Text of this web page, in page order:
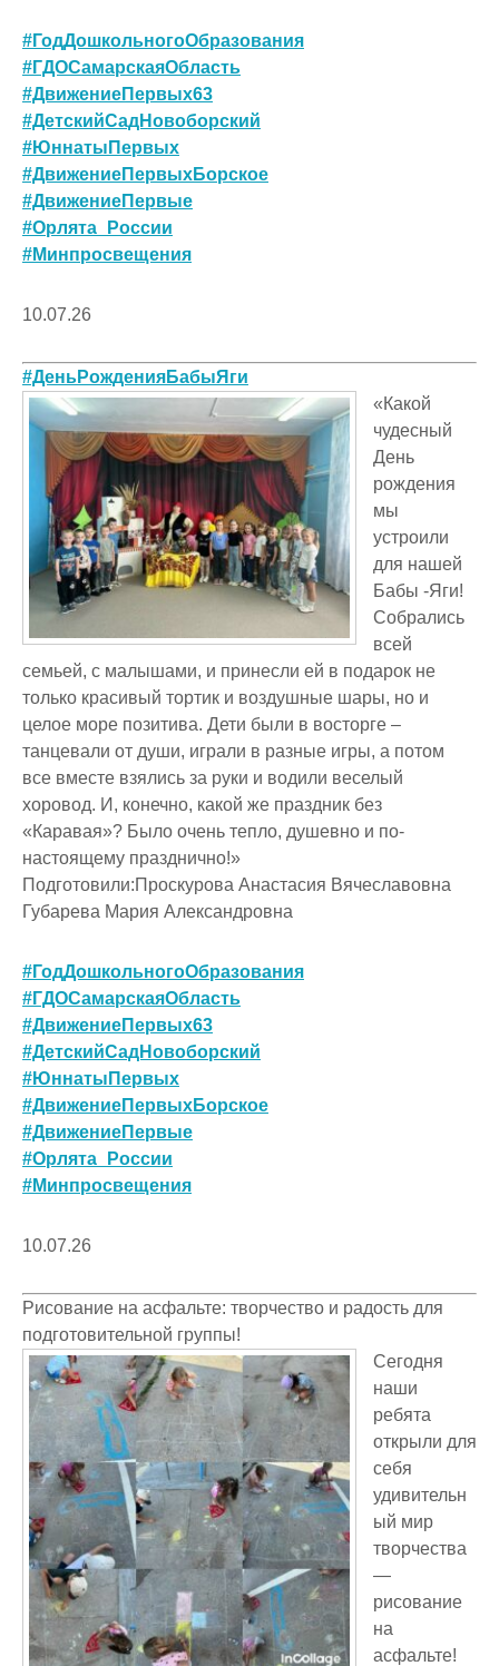
#ГодДошкольногоОбразования
#ГДОСамарскаяОбласть
#ДвижениеПервых63
#ДетскийСадНовоборский
#ЮннатыПервых
#ДвижениеПервыхБорское
#ДвижениеПервые
#Орлята_России
#Минпросвещения
10.07.26
#ДеньРожденияБабыЯги
«Какой
чудесный
День
рождения
мы
устроили
для нашей
Бабы -Яги!
Собрались
всей
семьей, с малышами, и принесли ей в подарок не
только красивый тортик и воздушные шары, но и
целое море позитива. Дети были в восторге –
танцевали от души, играли в разные игры, а потом
все вместе взялись за руки и водили веселый
хоровод. И, конечно, какой же праздник без
«Каравая»? Было очень тепло, душевно и по-
настоящему празднично!»
Подготовили:Проскурова Анастасия Вячеславовна
Губарева Мария Александровна
#ГодДошкольногоОбразования
#ГДОСамарскаяОбласть
#ДвижениеПервых63
#ДетскийСадНовоборский
#ЮннатыПервых
#ДвижениеПервыхБорское
#ДвижениеПервые
#Орлята_России
#Минпросвещения
10.07.26
Рисование на асфальте: творчество и радость для
подготовительной группы!
Сегодня
наши
ребята
открыли для
себя
удивительн
ый мир
творчества
—
рисование
на
асфальте!